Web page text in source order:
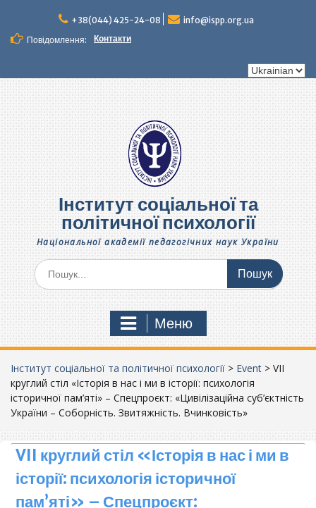
вмісту
+38(044) 425-24-08
info@ispp.org.ua
Повідомлення:
Контакти
Вибрати
Інститут соціальної та
політичної психології
Національної академії педагогічних наук України
Шукати:
Меню
Інститут соціальної та політичної психології > Event > VII
круглий стіл «Історія в нас і ми в історії: психологія
історичної пам’яті» – Спецпроєкт: «Цивілізаційна суб’єктність
України – Соборність. Звитяжність. Вчинковість»
VII круглий стіл «Історія в нас і ми в
історії: психологія історичної
пам’яті» – Спецпроєкт: